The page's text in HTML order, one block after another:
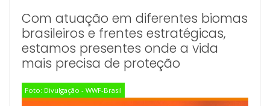
Com atuação em diferentes biomas
brasileiros e frentes estratégicas,
estamos presentes onde a vida
mais precisa de proteção
Foto: Divulgação - WWF-Brasil